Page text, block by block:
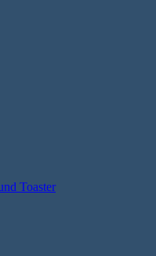
Toaster